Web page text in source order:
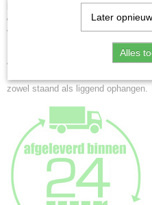
blauw - brons - geel - goud - groen
wit
Voorzien van helder, gewassen glas
Achterwand voorzien van standaard
zowel staand als liggend ophangen.
Later
Alles